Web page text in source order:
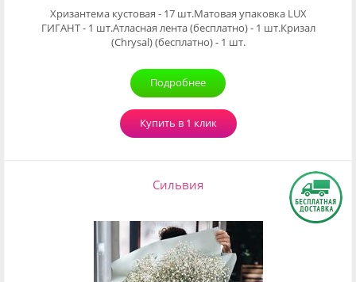
Хризантема кустовая - 17 шт.Матовая упаковка LUX
ГИГАНТ - 1 шт.Атласная лента (бесплатно) - 1 шт.Кризал
(Chrysal) (бесплатно) - 1 шт.
Подробнее
Купить в 1 клик
Сильвия